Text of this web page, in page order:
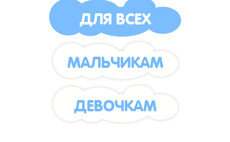
ДЛЯ ВСЕХ
МАЛЬЧИКАМ
ДЕВОЧКАМ